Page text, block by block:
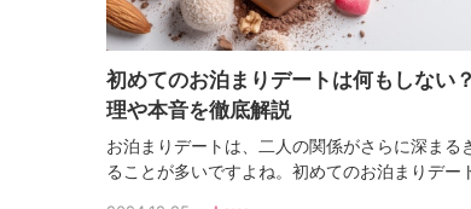
初めてのお泊まりデートは何もしない
理や本音を徹底解説
お泊まりデートは、二人の関係がさらに深まる
ることが多いですよね。初めてのお泊まりデー